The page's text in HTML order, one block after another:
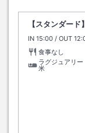
【スタンダー
IN チェックイン
15:00 / OUT チ
食事なし
ラグジュアリ
米